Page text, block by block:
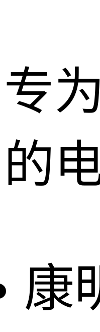
专
的
康